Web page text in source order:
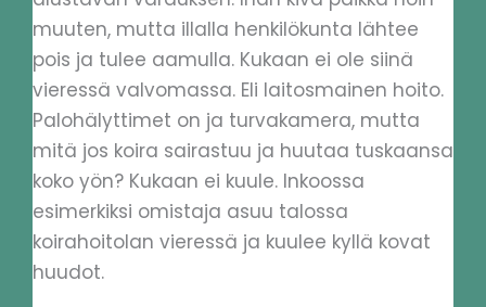
muuten, mutta illalla henkilökunta lähtee
pois ja tulee aamulla. Kukaan ei ole siinä
vieressä valvomassa. Eli laitosmainen hoito.
Palohälyttimet on ja turvakamera, mutta
mitä jos koira sairastuu ja huutaa tuskaansa
koko yön? Kukaan ei kuule. Inkoossa
esimerkiksi omistaja asuu talossa
koirahoitolan vieressä ja kuulee kyllä kovat
huudot.